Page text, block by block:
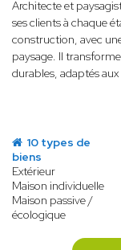
Architecte et
ses clients à chaque
construction, avec
paysage. Il
durables, adaptés
10 types de
biens
Extérieur
Maison individuelle
Maison passive /
écologique